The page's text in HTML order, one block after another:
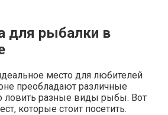
для рыбалки в
место для любителей
преобладают различные
разные виды рыбы. Вот
которые стоит посетить.